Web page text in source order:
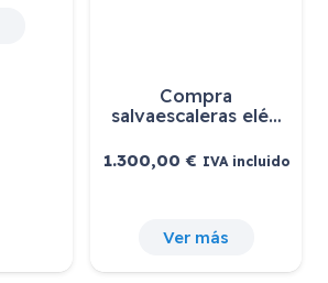
Compra
salvaescaleras elé…
1.300,00€ IVA incluido
Ver más